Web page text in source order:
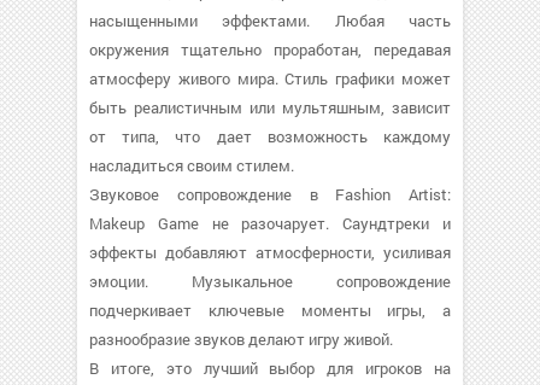
насыщенными эффектами. Любая часть
окружения тщательно проработан, передавая
атмосферу живого мира. Стиль графики может
быть реалистичным или мультяшным, зависит
от типа, что дает возможность каждому
насладиться своим стилем.
Звуковое сопровождение в Fashion Artist:
Makeup Game не разочарует. Саундтреки и
эффекты добавляют атмосферности, усиливая
эмоции. Музыкальное сопровождение
подчеркивает ключевые моменты игры, а
разнообразие звуков делают игру живой.
В итоге, это лучший выбор для игроков на